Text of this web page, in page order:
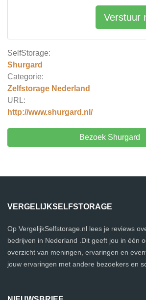
SelfStorage:
Shurgard
Categorie:
Zelfstorage Nederland
URL:
http://www.shurgard.nl/
Bezoek Shurgard
Verstuur
VERGELIJKSELFSTORAGE
Op VergelijkSelfstorage.nl lees je reviews
bedrijven in Nederland .Dit geeft jou in één
overzicht van meningen, ervaringen en
jouw ervaringen met andere bezoekers en